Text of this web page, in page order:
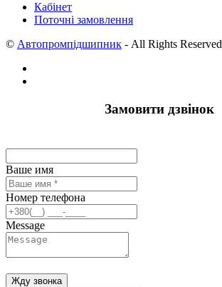
Кабінет
Поточні замовлення
© Автопромпідшипник - All Rights Reserved
Замовити дзвінок
Ваше имя
Номер телефона
Message
Жду звонка